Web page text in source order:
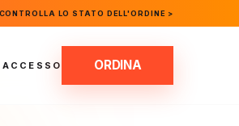
CONTROLLA LO STATO DELL'ORDINE >
ACCESSO ORDINA